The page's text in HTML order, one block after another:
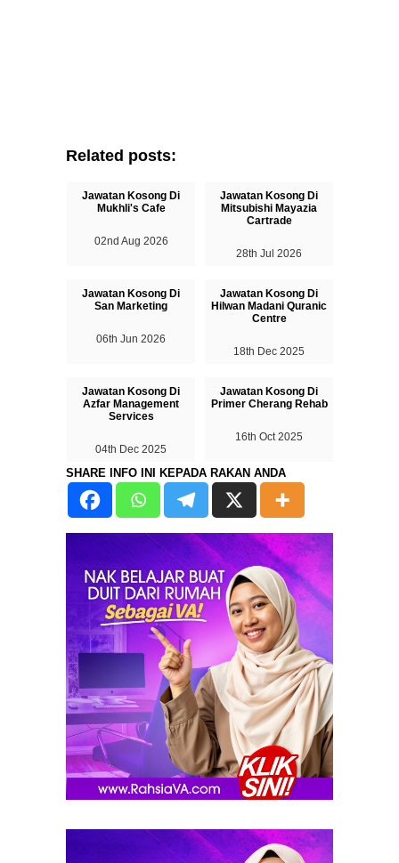
Related posts:
Jawatan Kosong Di
Mukhli's Cafe
02nd Aug 2026
Jawatan Kosong Di
Mitsubishi Mayazia
Cartrade
28th Jul 2026
Jawatan Kosong Di
San Marketing
06th Jun 2026
Jawatan Kosong Di
Hilwan Madani Quranic
Centre
18th Dec 2025
Jawatan Kosong Di
Azfar Management
Services
04th Dec 2025
Jawatan Kosong Di
Primer Cherang Rehab
16th Oct 2025
SHARE INFO INI KEPADA RAKAN ANDA